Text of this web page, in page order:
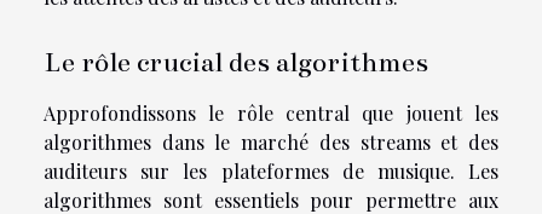
Le rôle crucial des algorithmes
Approfondissons le rôle central que jouent les
algorithmes dans le marché des streams et des
auditeurs sur les plateformes de musique. Les
algorithmes sont essentiels pour permettre aux